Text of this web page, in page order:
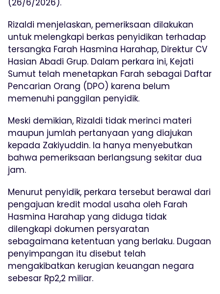
(26/6/2026).
Rizaldi menjelaskan, pemeriksaan dilakukan
untuk melengkapi berkas penyidikan terhadap
tersangka Farah Hasmina Harahap, Direktur CV
Hasian Abadi Grup. Dalam perkara ini, Kejati
Sumut telah menetapkan Farah sebagai Daftar
Pencarian Orang (DPO) karena belum
memenuhi panggilan penyidik.
Meski demikian, Rizaldi tidak merinci materi
maupun jumlah pertanyaan yang diajukan
kepada Zakiyuddin. Ia hanya menyebutkan
bahwa pemeriksaan berlangsung sekitar dua
jam.
Menurut penyidik, perkara tersebut berawal dari
pengajuan kredit modal usaha oleh Farah
Hasmina Harahap yang diduga tidak
dilengkapi dokumen persyaratan
sebagaimana ketentuan yang berlaku. Dugaan
penyimpangan itu disebut telah
mengakibatkan kerugian keuangan negara
sebesar Rp2,2 miliar.